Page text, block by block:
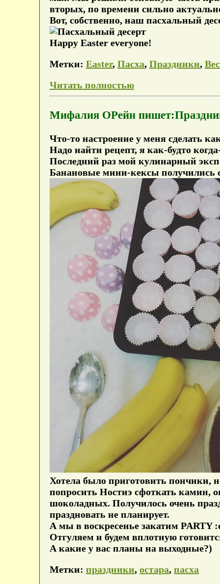
вторых, по времени сильно
Вот, собственно, наш пасхальный
Happy Easter everyone!
Метки: Easter, Пасха, Праздники,
Читать полностью
Мифалия ОРейн
Что-то настроение у меня сделать
Надо найти рецепт, я как-будто
Последний раз мой кулинарный
Банановые мини-кексы получились
Хотела было приготовить пончики,
попросить Ностиэ сфоткать камин,
шоколадных. Получилось очень
праздновать не планирует.
А мы в воскресенье закатим PARTY
Отгуляем и будем вплотную
А какие у вас планы на выходные?)
Метки: праздники, остара, пасха